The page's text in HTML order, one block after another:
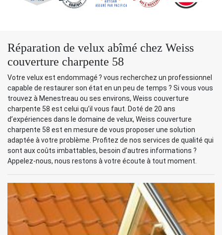
Réparation de velux abîmé chez Weiss
couverture charpente 58
Votre velux est endommagé ? vous recherchez un professionnel
capable de restaurer son état en un peu de temps ? Si vous vous
trouvez à Menestreau ou ses environs, Weiss couverture
charpente 58 est celui qu’il vous faut. Doté de 20 ans
d’expériences dans le domaine de velux, Weiss couverture
charpente 58 est en mesure de vous proposer une solution
adaptée à votre problème. Profitez de nos services de qualité qui
sont aux coûts imbattables, besoin d’autres informations ?
Appelez-nous, nous restons à votre écoute à tout moment.